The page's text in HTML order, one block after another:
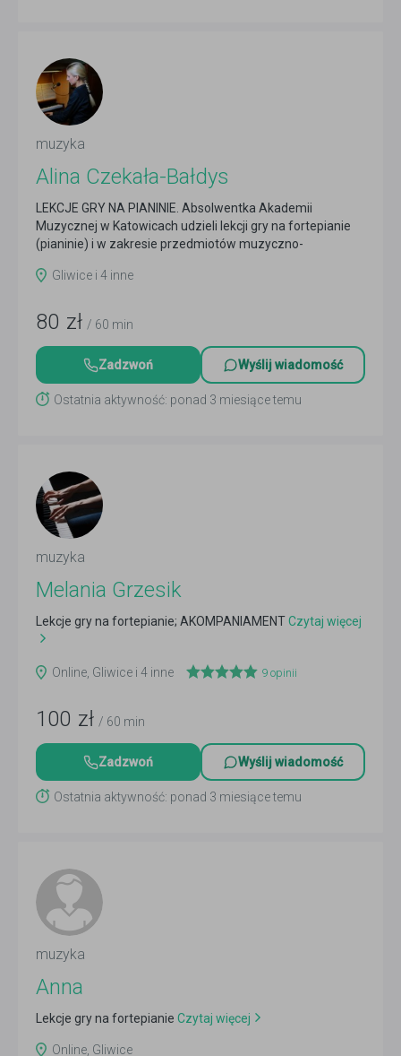
muzyka
Alina Czekała-Bałdys
LEKCJE GRY NA PIANINIE. Absolwentka Akademii
Muzycznej w Katowicach udzieli lekcji gry na fortepianie
(pianinie) i w zakresie przedmiotów muzyczno-
Gliwice i 4 inne
80 zł / 60 min
Zadzwoń Wyślij wiadomość
Ostatnia aktywność: ponad 3 miesiące temu
muzyka
Melania Grzesik
Lekcje gry na fortepianie; AKOMPANIAMENTCzytaj więcej
Online, Gliwice i 4 inne 9 opinii
100 zł / 60 min
Zadzwoń Wyślij wiadomość
Ostatnia aktywność: ponad 3 miesiące temu
muzyka
Anna
Lekcje gry na fortepianie Czytaj więcej
Online, Gliwice